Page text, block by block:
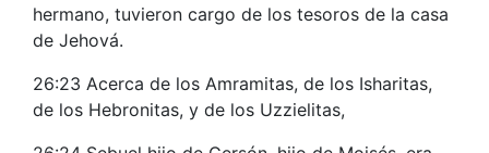
hermano, tuvieron cargo de los tesoros de la casa
de Jehová.
26:23 Acerca de los Amramitas, de los Isharitas,
de los Hebronitas, y de los Uzzielitas,